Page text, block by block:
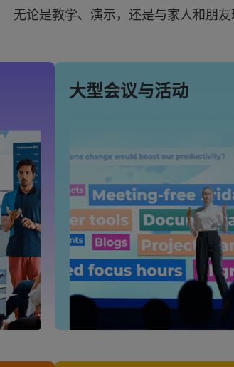
无论是教学、演示，还是与家人和朋
大型会议与活动